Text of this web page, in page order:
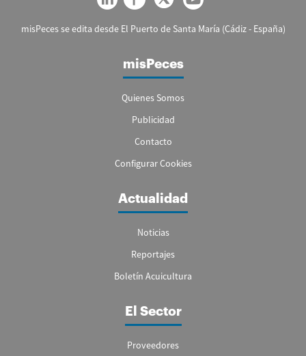
misPeces se edita desde El Puerto de Santa María (Cádiz - España)
misPeces
Quienes Somos
Publicidad
Contacto
Configurar Cookies
Actualidad
Noticias
Reportajes
Boletín Acuicultura
El Sector
Proveedores